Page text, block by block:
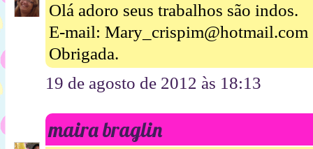
Olá adoro seus trabalhos são indos.
E-mail: Mary_crispim@hotmail.com
Obrigada.
19 de agosto de 2012 às 18:13
maira braglin